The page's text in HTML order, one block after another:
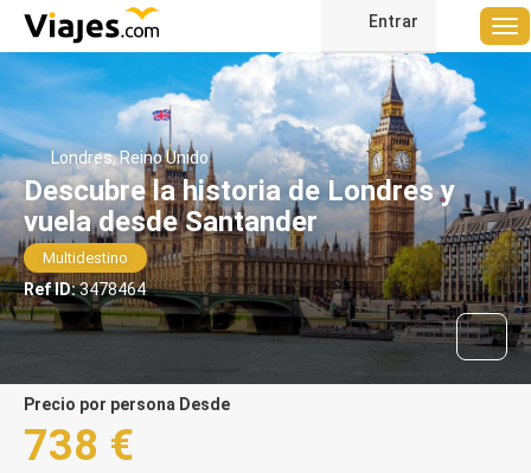
Entrar
Londres, Reino Unido
Descubre la historia de Londres y
vuela desde Santander
Multidestino
Ref ID:3478464
precio por persona Desde
738 €